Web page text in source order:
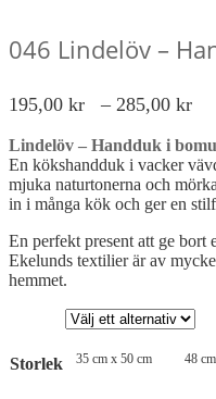
046 Lindelöv –
195,00 kr – 285,00 kr
Lindelöv – Handduk i
En kökshandduk i vacker
mjuka naturtonerna och
in i många kök och ger en
En perfekt present att ge bort
Ekelunds textilier är av
hemmet.
Storlek 35 cm x 50 cm 48